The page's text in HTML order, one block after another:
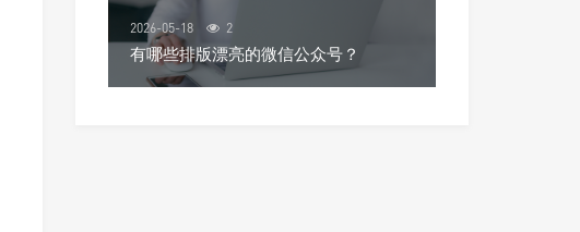
2026-05-18 2
有哪些排版漂亮的微信公众号？